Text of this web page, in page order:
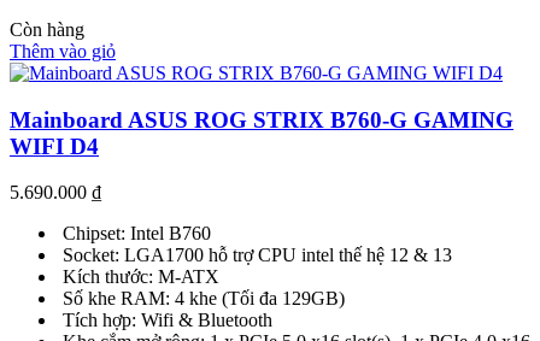
Còn hàng
Thêm vào giỏ
Mainboard ASUS ROG STRIX B760-G GAMING
WIFI D4
5.690.000 ₫
Chipset: Intel B760
Socket: LGA1700 hỗ trợ CPU intel thế hệ 12 & 13
Kích thước: M-ATX
Số khe RAM: 4 khe (Tối đa 129GB)
Tích hợp: Wifi & Bluetooth